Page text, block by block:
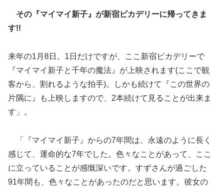
その『マイマイ新子』が新宿ピカデリーに帰ってきま
す!!
来年の1月8日。1日だけですが、ここ新宿ピカデリーで
『マイマイ新子と千年の魔法』が上映されます(ここで観
客から、割れるような拍手)。しかも続けて『この世界の
片隅に』も上映しますので、2本続けて見ることが出来ま
す」。
「『マイマイ新子』からの7年間は、永遠のように長く
感じて、運命的な7年でした。色々なことがあって、ここ
に立っていることが感慨深いです。すずさんが過ごした
91年間も、色々なことがあったのだと思います。彼女の